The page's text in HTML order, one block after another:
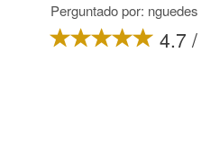
Perguntado por:
4.7